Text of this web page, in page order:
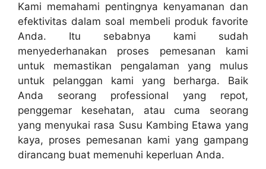
Kami memahami pentingnya kenyamanan dan
efektivitas dalam soal membeli produk favorite
Anda. Itu sebabnya kami sudah
menyederhanakan proses pemesanan kami
untuk memastikan pengalaman yang mulus
untuk pelanggan kami yang berharga. Baik
Anda seorang professional yang repot,
penggemar kesehatan, atau cuma seorang
yang menyukai rasa Susu Kambing Etawa yang
kaya, proses pemesanan kami yang gampang
dirancang buat memenuhi keperluan Anda.